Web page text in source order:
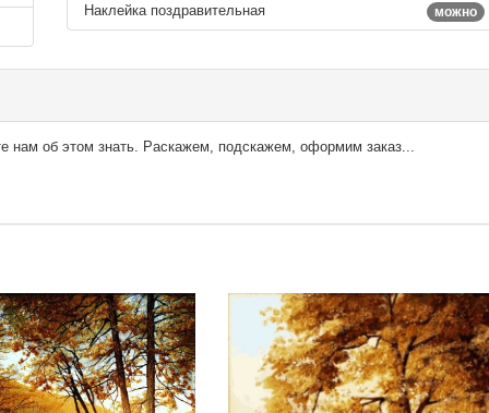
можно
Наклейка поздравительная
об этом знать. Раскажем, подскажем, оформим заказ...